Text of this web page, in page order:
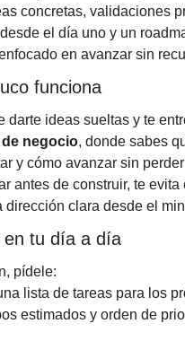
concretas, validaciones
el día uno y un
en avanzar sin
funciona
negocio, donde sabes
y cómo avanzar sin
antes de construir, te evita
dirección clara desde el
en tu día a día
pídele:
lista de tareas para los
estimados y orden de